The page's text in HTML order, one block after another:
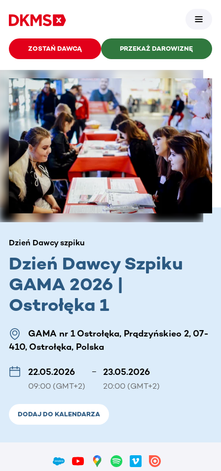
ZOSTAŃ DAWCĄ PRZEKAŻ DAROWIZNĘ
Dzień Dawcy szpiku
Dzień Dawcy Szpiku
GAMA 2026 |
Ostrołęka 1
GAMA nr 1 Ostrołęka, Prądzyńskieo 2, 07-
410, Ostrołęka, Polska
22.05.2026
09:00 (GMT+2)
– 23.05.2026
20:00 (GMT+2)
DODAJ DO KALENDARZA